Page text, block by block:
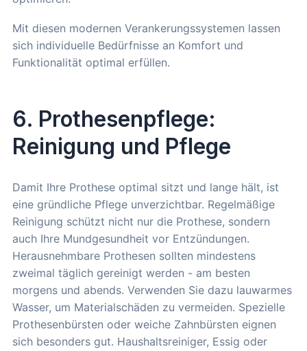
Mit diesen modernen Verankerungssystemen lassen
sich individuelle Bedürfnisse an Komfort und
Funktionalität optimal erfüllen.
6. Prothesenpflege:
Reinigung und Pflege
Damit Ihre Prothese optimal sitzt und lange hält, ist
eine gründliche Pflege unverzichtbar. Regelmäßige
Reinigung schützt nicht nur die Prothese, sondern
auch Ihre Mundgesundheit vor Entzündungen.
Herausnehmbare Prothesen sollten mindestens
zweimal täglich gereinigt werden - am besten
morgens und abends. Verwenden Sie dazu lauwarmes
Wasser, um Materialschäden zu vermeiden. Spezielle
Prothesenbürsten oder weiche Zahnbürsten eignen
sich besonders gut. Haushaltsreiniger, Essig oder